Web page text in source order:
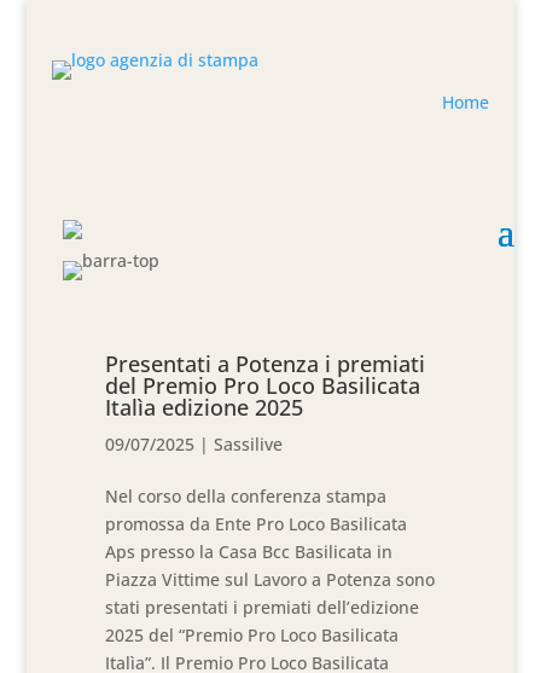
Home
Presentati a Potenza i premiati
del Premio Pro Loco Basilicata
Italìa edizione 2025
09/07/2025 |Sassilive
Nel corso della conferenza stampa
promossa da Ente Pro Loco Basilicata
Aps presso la Casa Bcc Basilicata in
Piazza Vittime sul Lavoro a Potenza sono
stati presentati i premiati dell’edizione
2025 del “Premio Pro Loco Basilicata
Italìa”. Il Premio Pro Loco Basilicata